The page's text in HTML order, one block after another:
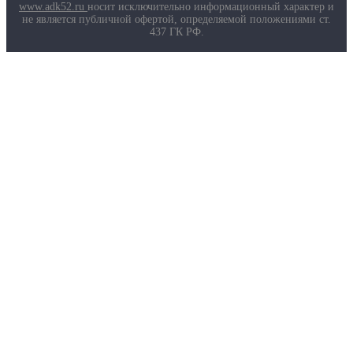
Маркировка противогазов
Основные ТР ТС, ГОСТ и ТУ
www.adk52.ru носит исключительно информационный характер и
не является публичной офертой, определяемой положениями ст.
437 ГК РФ.